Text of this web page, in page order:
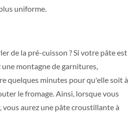
uniforme.
de la pré-cuisson ? Si votre pâte est
une montagne de garnitures,
quelques minutes pour qu'elle soit à
le fromage. Ainsi, lorsque vous
aurez une pâte croustillante à